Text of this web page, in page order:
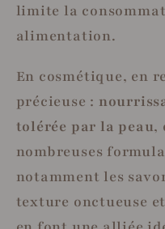
limite la
alimentation.
En cosmétique, en
précieuse :
tolérée par la peau,
nombreuses
notamment les
texture onctueuse